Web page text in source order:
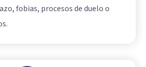
fobias, procesos de duelo o